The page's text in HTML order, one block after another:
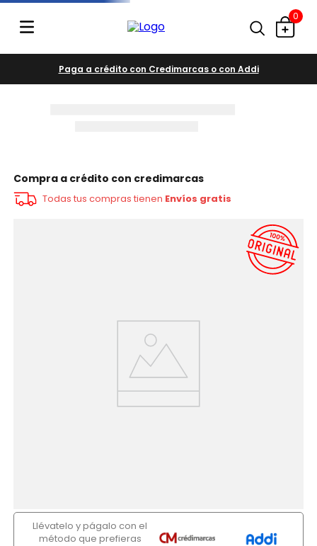
0
Paga a crédito con Credimarcas o con Addi
Compra a crédito con credimarcas
Todas tus compras tienen Envíos gratis
Llévatelo y págalo con el
método que prefieras